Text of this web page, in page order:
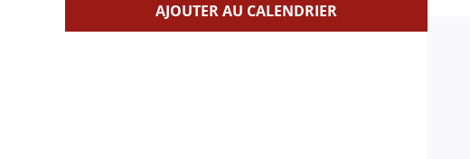
AJOUTER AU CALENDRIER